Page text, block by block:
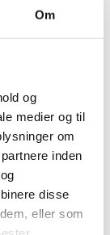
Om
og
medier og til
om
inden
disse
eller som